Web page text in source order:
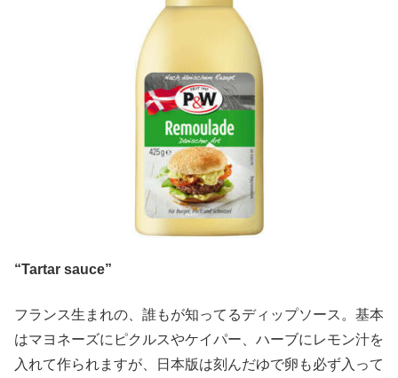
“Tartar sauce”
フランス生まれの、誰もが知ってるディップソース。基本
はマヨネーズにピクルスやケイパー、ハーブにレモン汁を
入れて作られますが、日本版は刻んだゆで卵も必ず入って